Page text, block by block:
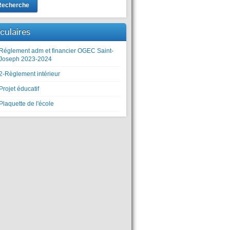
adm et financier OGEC Saint-
2023-2024
Règlement intérieur
éducatif
de l'école